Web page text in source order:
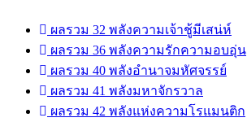
ผลรวม 32 พลังความเจ้าชู้มีเสน่ห์
ผลรวม 36 พลังความรักความอบอุ่น
ผลรวม 40 พลังอำนาจมหัศจรรย์
ผลรวม 41 พลังมหาจักรวาล
ผลรวม 42 พลังแห่งความโรแมนติก